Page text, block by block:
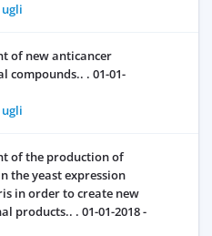
of new anticancer
compounds.. . 01-01-
of the production of
the yeast expression
in order to create new
products.. . 01-01-2018 -